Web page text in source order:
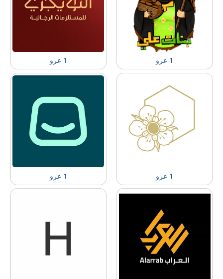
1 عرو 1 عرو
1 عرو 1 عرو